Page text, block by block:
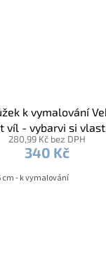
k vymalování
víl - vybarvi si
280,99 Kč bez DPH
340 Kč
cm - k vymalování